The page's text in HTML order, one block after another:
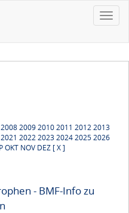
Toggle
2008200920102011 20122013
2021 20222023202420252026
OKT NOV DEZ [ X ]
- BMF-Info zu